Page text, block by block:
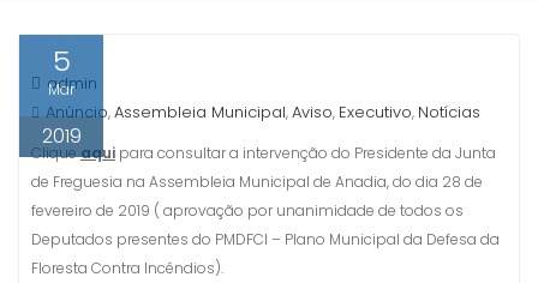
5
Mar
2019
admin
Anúncio,Assembleia Municipal,Aviso, Executivo, Notícias
Cliqueaqui para consultar a intervenção do Presidente da Junta
de Freguesia na Assembleia Municipal de Anadia, do dia 28 de
fevereiro de 2019 ( aprovação por unanimidade de todos os
Deputados presentes do PMDFCI – Plano Municipal da Defesa da
Floresta Contra Incêndios).